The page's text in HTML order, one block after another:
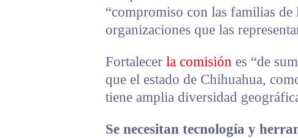
“compromiso con las familias de
organizaciones que las
Fortalecer la comisión es “de
que el estado de Chihuahua,
tiene amplia diversidad
Se necesitan tecnología y